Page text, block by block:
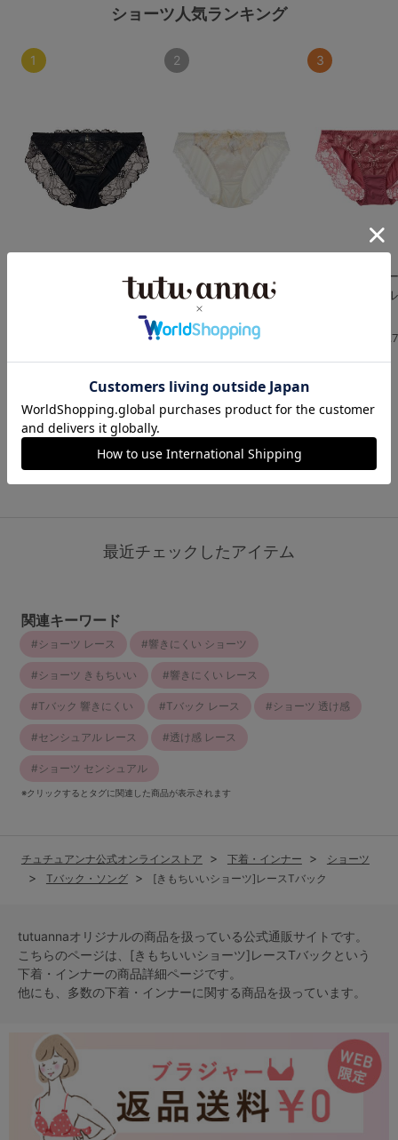
ショーツ人気ランキング
1
[特盛ブラ]シャルマン
ノワールフルショーツ
(税込)
2
ステラフルショーツ
￥1,430 (税込)
3
[脇肉0ブラ]レ
ントレッド フ
4.7
（60件）
もっと見る
最近チェックしたアイテム
関連キーワード
ショーツ レース 響きにくい ショーツ
ショーツ きもちいい 響きにくい レース
Tバック 響きにくい Tバック レース ショーツ 透け感
センシュアル レース 透け感 レース
ショーツ センシュアル
※クリックするとタグに関連した商品が表示されます
チュチュアンナ公式オンラインストア 下着・インナー
ショーツ
Tバック・ソング
[きもちいいショーツ]レースTバック
tutuannaオリジナルの商品を扱っている公式通販サイトです。
こちらのページは、[きもちいいショーツ]レースTバックという
下着・インナーの商品詳細ページです。
他にも、多数の下着・インナーに関する商品を扱っています。